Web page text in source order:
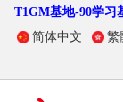
T1GM基地-90学习
简体中文
繁